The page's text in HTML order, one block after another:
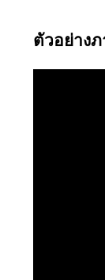
ตัวอย่าง